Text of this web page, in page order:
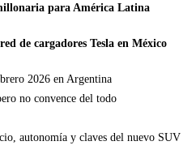
para América Latina
de cargadores Tesla en México
2026 en Argentina
no convence del todo
autonomía y claves del nuevo SUV